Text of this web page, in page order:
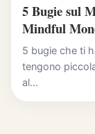
5 Bugie sul
Mindful
5 bugie che ti
tengono
al...